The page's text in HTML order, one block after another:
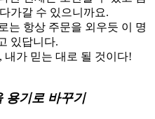
가갈 수 있으니까요.
는 항상 주문을 외우듯 이 명
있답니다.
내가 믿는 대로 될 것이다!
용기로 바꾸기